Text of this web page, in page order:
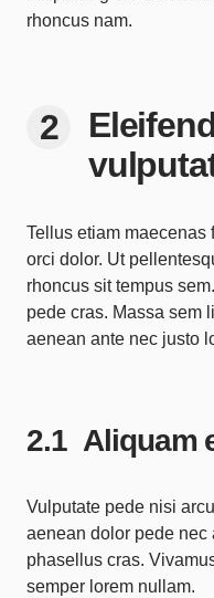
rhoncus nam.
Tellus etiam
orci dolor. Ut
rhoncus sit tempus
pede cras. Massa sem
aenean ante nec justo
Aliquam
Vulputate pede nisi
aenean dolor pede nec
phasellus cras.
semper lorem nullam.